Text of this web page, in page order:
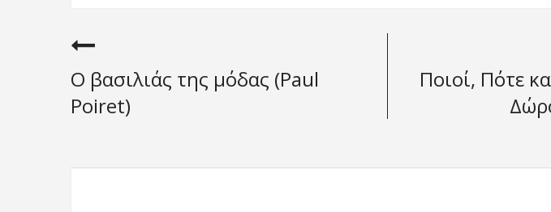
Ο βασιλιάς της μόδας (Paul
Poiret)
Ποιοί, Πότε